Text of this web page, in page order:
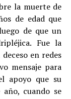
la muerte de
de edad que
de que un
Fue la
en redes
mensaje para
apoyo que su
cuando se